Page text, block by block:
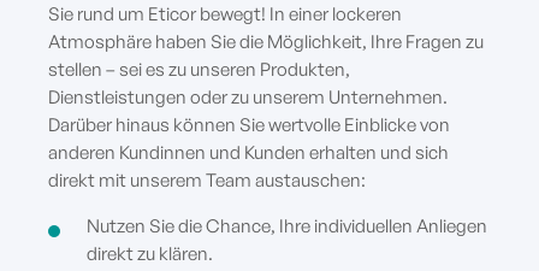
Sie rund um Eticor bewegt! In einer lockeren
Atmosphäre haben Sie die Möglichkeit, Ihre Fragen zu
stellen – sei es zu unseren Produkten,
Dienstleistungen oder zu unserem Unternehmen.
Darüber hinaus können Sie wertvolle Einblicke von
anderen Kundinnen und Kunden erhalten und sich
direkt mit unserem Team austauschen:
Nutzen Sie die Chance, Ihre individuellen Anliegen
direkt zu klären.